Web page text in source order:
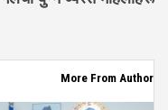
More From Author